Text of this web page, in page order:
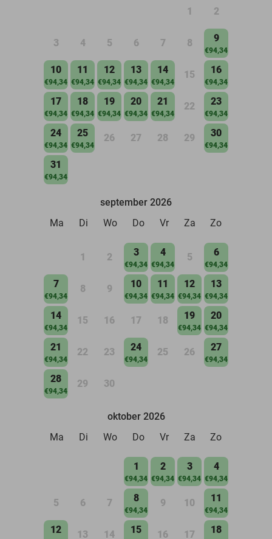
1 2
3 4 5 6 7 8 9
€94,34
10
€94,34
11
€94,34
12
€94,34
13
€94,34
14
€94,34
15 16
€94,34
17
€94,34
18
€94,34
19
€94,34
20
€94,34
21
€94,34
22 23
€94,34
24
€94,34
25
€94,34
26 27 28 29 30
€94,34
31
€94,34
september 2026
Ma
Di Wo Do Vr Za Zo
1 2 3
€94,34
4
€94,34
5 6
€94,34
7
€94,34
8 9 10
€94,34
11
€94,34
12
€94,34
13
€94,34
14
€94,34
15 16 17 18 19
€94,34
20
€94,34
21
€94,34
22 23 24
€94,34
25 26 27
€94,34
28
€94,34
29 30
oktober 2026
Ma
Di Wo Do Vr Za Zo
1
€94,34
2
€94,34
3
€94,34
4
€94,34
5 6 7 8
€94,34
9 10 11
€94,34
12 13 14 15 16 17 18